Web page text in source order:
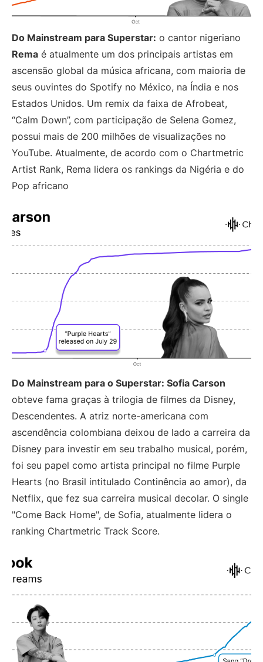
Do Mainstream para Superstar: o cantor nigeriano
Rema é atualmente um dos principais artistas em
ascensão global da música africana, com maioria de
seus ouvintes do Spotify no México, na Índia e nos
Estados Unidos. Um remix da faixa de Afrobeat,
“Calm Down”, com participação de Selena Gomez,
possui mais de 200 milhões de visualizações no
YouTube. Atualmente, de acordo com o Chartmetric
Artist Rank, Rema lidera os rankings da Nigéria e do
Pop africano
Do Mainstream para o Superstar: Sofia Carson
obteve fama graças à trilogia de filmes da Disney,
Descendentes. A atriz norte-americana com
ascendência colombiana deixou de lado a carreira da
Disney para investir em seu trabalho musical, porém,
foi seu papel como artista principal no filme Purple
Hearts (no Brasil intitulado Continência ao amor), da
Netflix, que fez sua carreira musical decolar. O single
"Come Back Home", de Sofia, atualmente lidera o
ranking Chartmetric Track Score.